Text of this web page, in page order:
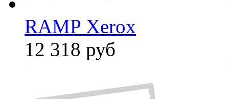
RAMP Xerox
12 318 руб